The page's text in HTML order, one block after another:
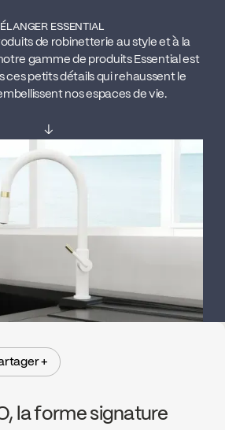
ESSENTIAL
de robinetterie au style et à la
gamme de produits Essential est
ces petits détails qui rehaussent le
nos espaces de vie.
↓
+
la forme signature